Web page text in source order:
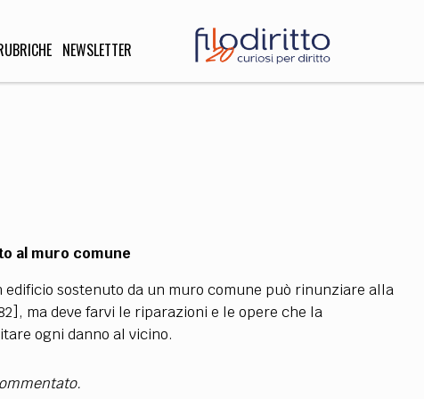
NEWSLETTER
FILOSOFIA
storiche,
Religione
INNOVAZIONE
Scienze informatiche,
Architettura, Ingegneria
al muro comune
sostenuto da un muro comune può rinunziare alla
ma deve farvi le riparazioni e le opere che la
ogni danno al vicino.